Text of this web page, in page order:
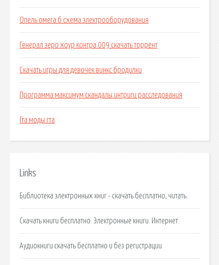
Опель омега б схема электрооборудования
Генерал зеро хоур контра 009 скачать торрент
Скачать игры для девочек винкс бродилки
Программа максимум скандалы интриги расследования
Гта моды гта
Links
Библиотека электронных книг - скачать бесплатно, читать.
Скачать книги бесплатно. Электронные книги. Интернет.
Аудиокниги скачать бесплатно и без регистрации.